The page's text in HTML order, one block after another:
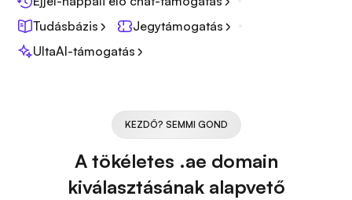
Tudásbázis
Jegytámogatás
UltaAI-támogatás
KEZDŐ? SEMMI GOND
A tökéletes .ae domain
kiválasztásának alapvető